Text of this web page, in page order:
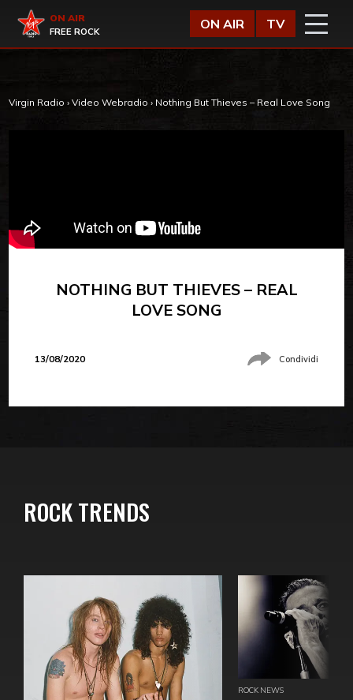
Virgin Radio
ON AIR
FREE ROCK
ON AIR TV
Virgin Radio › Video Webradio › Nothing But Thieves – Real Love Song
NOTHING BUT THIEVES – REAL
LOVE SONG
13/08/2020 Condividi
ROCK TRENDS
ROCK NEWS